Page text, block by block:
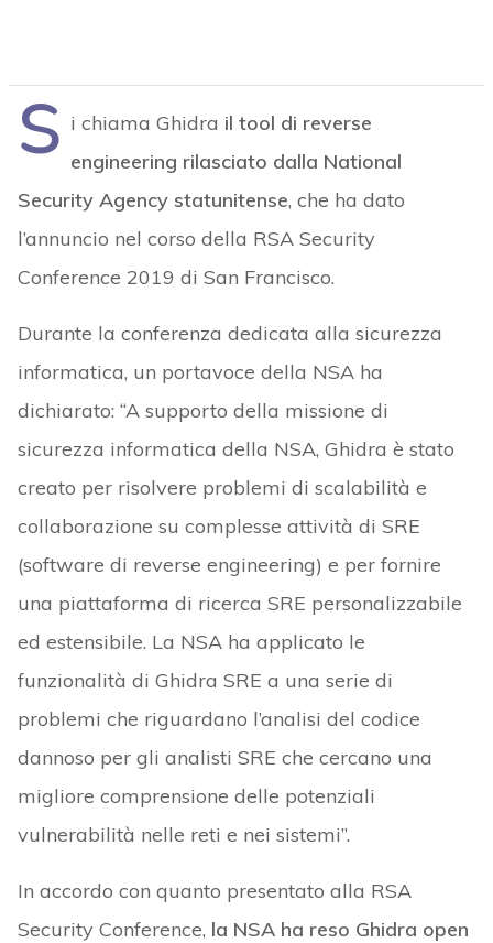
S i chiama Ghidra il tool di reverse
engineering rilasciato dalla National
Security Agency statunitense, che ha dato
l’annuncio nel corso della RSA Security
Conference 2019 di San Francisco.
Durante la conferenza dedicata alla sicurezza
informatica, un portavoce della NSA ha
dichiarato: “A supporto della missione di
sicurezza informatica della NSA, Ghidra è stato
creato per risolvere problemi di scalabilità e
collaborazione su complesse attività di SRE
(software di reverse engineering) e per fornire
una piattaforma di ricerca SRE personalizzabile
ed estensibile. La NSA ha applicato le
funzionalità di Ghidra SRE a una serie di
problemi che riguardano l’analisi del codice
dannoso per gli analisti SRE che cercano una
migliore comprensione delle potenziali
vulnerabilità nelle reti e nei sistemi”.
In accordo con quanto presentato alla RSA
Security Conference, la NSA ha reso Ghidra open